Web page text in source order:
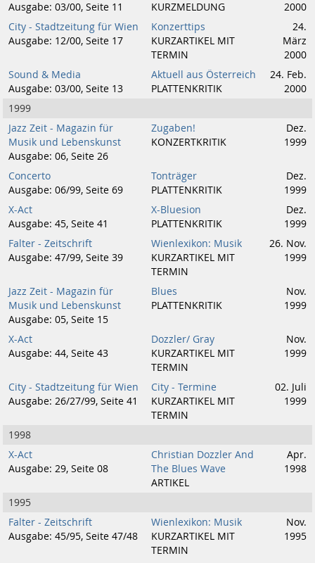
Ausgabe: 03/00, Seite 11
KURZMELDUNG
2000
City - Stadtzeitung für Wien
Ausgabe: 12/00, Seite 17
Konzerttips
KURZARTIKEL MIT
TERMIN
24.
März
2000
Sound & Media
Ausgabe: 03/00, Seite 13
Aktuell aus Österreich
PLATTENKRITIK
24. Feb.
2000
1999
Jazz Zeit - Magazin für
Musik und Lebenskunst
Ausgabe: 06, Seite 26
Zugaben!
KONZERTKRITIK
Dez.
1999
Concerto
Ausgabe: 06/99, Seite 69
Tonträger
PLATTENKRITIK
Dez.
1999
X-Act
Ausgabe: 45, Seite 41
X-Bluesion
PLATTENKRITIK
Dez.
1999
Falter - Zeitschrift
Ausgabe: 47/99, Seite 39
Wienlexikon: Musik
KURZARTIKEL MIT
TERMIN
26. Nov.
1999
Jazz Zeit - Magazin für
Musik und Lebenskunst
Ausgabe: 05, Seite 15
Blues
PLATTENKRITIK
Nov.
1999
X-Act
Ausgabe: 44, Seite 43
Dozzler/ Gray
KURZARTIKEL MIT
TERMIN
Nov.
1999
City - Stadtzeitung für Wien
Ausgabe: 26/27/99, Seite 41
City - Termine
KURZARTIKEL MIT
TERMIN
02. Juli
1999
1998
X-Act
Ausgabe: 29, Seite 08
Christian Dozzler And
The Blues Wave
ARTIKEL
Apr.
1998
1995
Falter - Zeitschrift
Ausgabe: 45/95, Seite 47/48
Wienlexikon: Musik
KURZARTIKEL MIT
TERMIN
Nov.
1995